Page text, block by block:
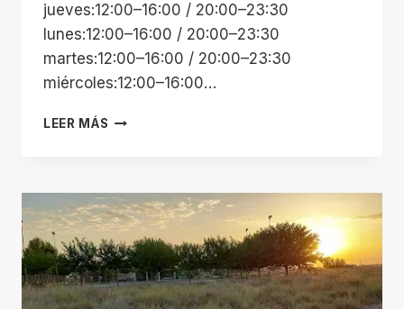
jueves:12:00–16:00 / 20:00–23:30
lunes:12:00–16:00 / 20:00–23:30
martes:12:00–16:00 / 20:00–23:30
miércoles:12:00–16:00…
LEER MÁS PISCINAS